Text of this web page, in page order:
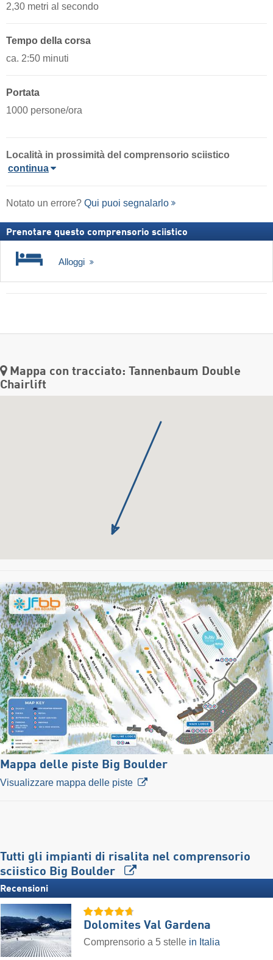
2,30 metri al secondo
Tempo della corsa
ca. 2:50 minuti
Portata
1000 persone/ora
Località in prossimità del comprensorio sciistico
continua
Notato un errore? Qui puoi segnalarlo
Prenotare questo comprensorio sciistico
Alloggi
Mappa con tracciato: Tannenbaum Double
Chairlift
Mappa delle piste Big Boulder
Visualizzare mappa delle piste
Tutti gli impianti di risalita nel comprensorio
sciistico Big Boulder
Recensioni
Dolomites Val Gardena
Comprensorio a 5 stelle in Italia